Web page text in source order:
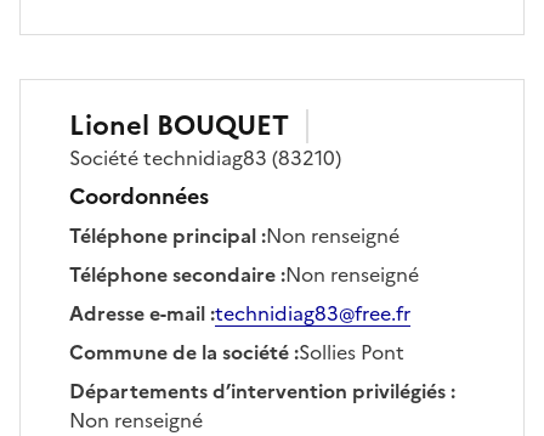
Lionel BOUQUET
Sociététechnidiag83 (83210)
Coordonnées
Téléphone principal:Non renseigné
Téléphone secondaire:Non renseigné
Adresse e-mail:technidiag83@free.fr
Commune de la société:Sollies Pont
Départements d’intervention privilégiés:
Non renseigné